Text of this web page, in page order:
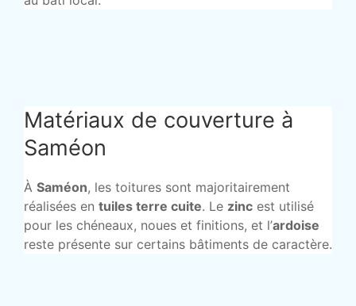
Matériaux de couverture à
Saméon
À Saméon, les toitures sont majoritairement
réalisées en tuiles terre cuite. Le zinc est utilisé
pour les chéneaux, noues et finitions, et l’ardoise
reste présente sur certains bâtiments de caractère.